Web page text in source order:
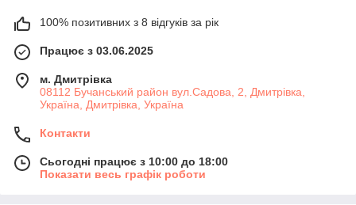
100% позитивних з 8 відгуків за рік
Працює з 03.06.2025
м. Дмитрiвка
08112 Бучанський район вул.Садова, 2, Дмитрівка,
Україна, Дмитрiвка, Україна
Контакти
Сьогодні працює з 10:00 до 18:00
Показати весь графік роботи